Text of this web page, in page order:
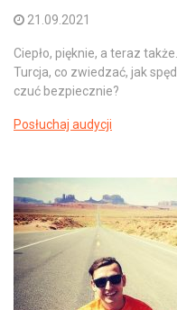
21.09.2021
Ciepło, pięknie, a teraz
Turcja, co zwiedzać, jak
czuć bezpiecznie?
Posłuchaj audycji